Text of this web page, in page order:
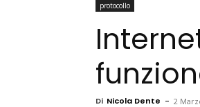
protocollo
Di Nicola Dente - 2